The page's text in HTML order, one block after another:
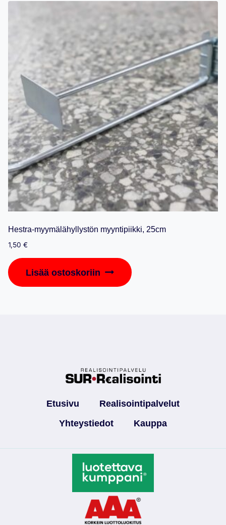
Hestra-myymälähyllystön myyntipiikki, 25cm
1,50 €
Lisää ostoskoriin
Etusivu
Realisointipalvelut
Yhteystiedot
Kauppa